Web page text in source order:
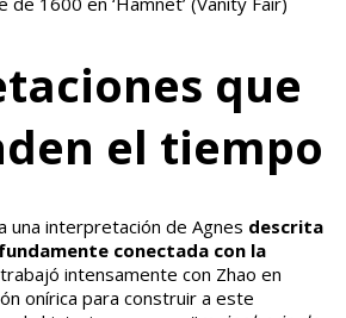
que
el tiempo
una interpretación de Agnes descrita
conectada con la
intensamente con Zhao en
onírica para construir a este